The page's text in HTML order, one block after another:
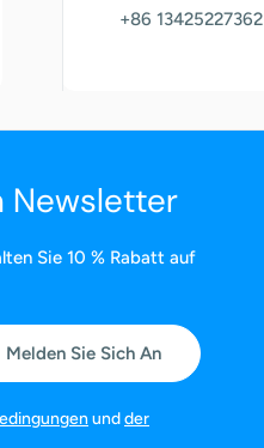
+86 13425227362
Newsletter
Sie 10 % Rabatt auf
Melden Sie Sich An
undder